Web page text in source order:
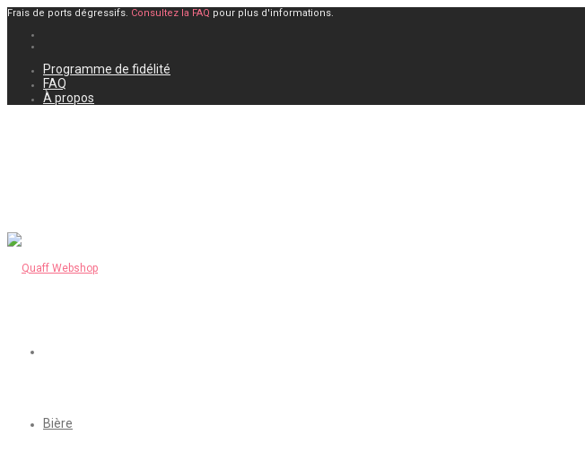
Frais de ports dégressifs. Consultez la FAQ pour plus d'informations.
Programme de fidélité
FAQ
À propos
Bière